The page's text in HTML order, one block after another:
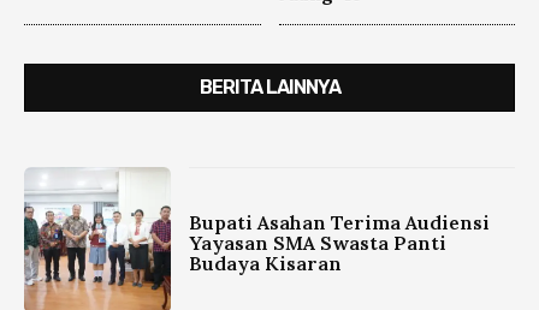
BERITA LAINNYA
Bupati Asahan Terima Audiensi
Yayasan SMA Swasta Panti
Budaya Kisaran